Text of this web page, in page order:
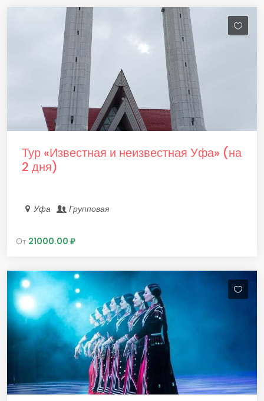
Тур «‎Известная и неизвестная Уфа» (на
2 дня)
Уфа Групповая
От 21000.00 ₽